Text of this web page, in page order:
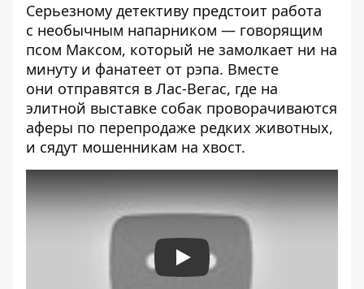
Серьезному детективу предстоит работа
с необычным напарником — говорящим
псом Максом, который не замолкает ни на
минуту и фанатеет от рэпа. Вместе
они отправятся в Лас-Вегас, где на
элитной выставке собак проворачиваются
аферы по перепродаже редких животных,
и сядут мошенникам на хвост.
Play